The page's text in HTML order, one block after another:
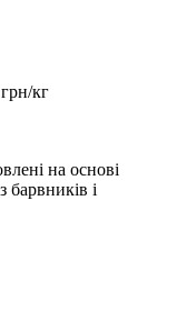
кг
на основі
барвників і